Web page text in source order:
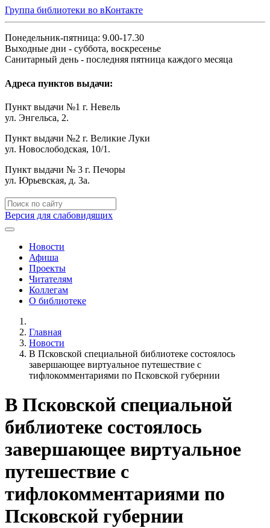
Группа библиотеки во вКонтакте
Понедельник-пятница: 9.00-17.30
Выходные дни - суббота, воскресенье
Санитарный день - последняя пятница каждого месяца
Адреса пунктов выдачи:
Пункт выдачи №1 г. Невель
ул. Энгельса, 2.
Пункт выдачи №2 г. Великие Луки
ул. Новослободская, 10/1.
Пункт выдачи № 3 г. Печоры
ул. Юрьевская, д. 3а.
Версия для слабовидящих
Новости
Афиша
Проекты
Читателям
Коллегам
О библиотеке
Главная
Новости
В Псковской специальной библиотеке состоялось
завершающее виртуальное путешествие с
тифлокомментариями по Псковской губернии
В Псковской специальной
библиотеке состоялось
завершающее виртуальное
путешествие с
тифлокомментариями по
Псковской губернии